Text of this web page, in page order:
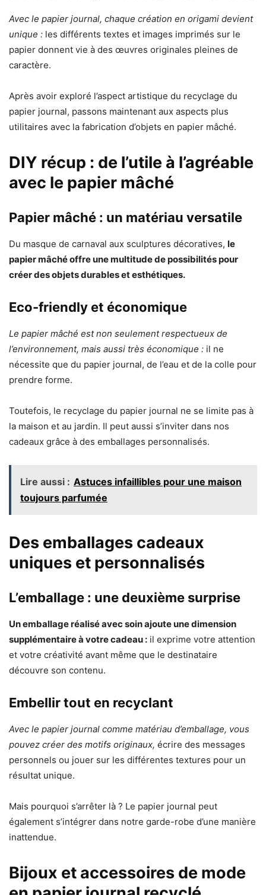
Avec le papier journal, chaque création en origami devient
unique : les différents textes et images imprimés sur le
papier donnent vie à des œuvres originales pleines de
caractère.
Après avoir exploré l’aspect artistique du recyclage du
papier journal, passons maintenant aux aspects plus
utilitaires avec la fabrication d’objets en papier mâché.
DIY récup : de l’utile à l’agréable
avec le papier mâché
Papier mâché : un matériau versatile
Du masque de carnaval aux sculptures décoratives, le
papier mâché offre une multitude de possibilités pour
créer des objets durables et esthétiques.
Eco-friendly et économique
Le papier mâché est non seulement respectueux de
l’environnement, mais aussi très économique : il ne
nécessite que du papier journal, de l’eau et de la colle pour
prendre forme.
Toutefois, le recyclage du papier journal ne se limite pas à
la maison et au jardin. Il peut aussi s’inviter dans nos
cadeaux grâce à des emballages personnalisés.
Lire aussi : Astuces infaillibles pour une maison
toujours parfumée
Des emballages cadeaux
uniques et personnalisés
L’emballage : une deuxième surprise
Un emballage réalisé avec soin ajoute une dimension
supplémentaire à votre cadeau : il exprime votre attention
et votre créativité avant même que le destinataire
découvre son contenu.
Embellir tout en recyclant
Avec le papier journal comme matériau d’emballage, vous
pouvez créer des motifs originaux, écrire des messages
personnels ou jouer sur les différentes textures pour un
résultat unique.
Mais pourquoi s’arrêter là ? Le papier journal peut
également s’intégrer dans notre garde-robe d’une manière
inattendue.
Bijoux et accessoires de mode